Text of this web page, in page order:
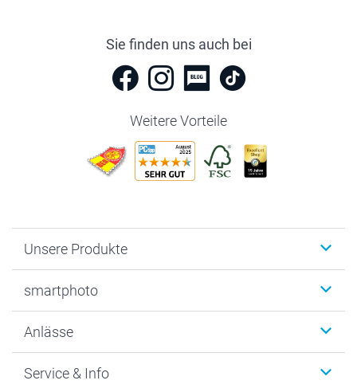
Sie finden uns auch bei
Weitere Vorteile
Unsere Produkte
Fotogeschenke
MyNameBook
Fotoabzüge, Fotos als Buch & Poster
smartphoto
Warum smartphoto
Datenschutz
Anlässe
Neujahr
Service & Info